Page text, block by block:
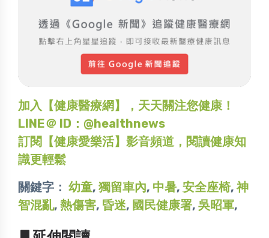
加入【健康醫療網】，天天關注您健康！
LINE＠ ID：@healthnews
訂閱【健康愛樂活】影音頻道，閱讀健康知
識更輕鬆
關鍵字： 幼童, 獨留車內, 中暑, 安全座椅,神
智混亂, 熱傷害, 昏迷, 國民健康署, 吳昭軍,